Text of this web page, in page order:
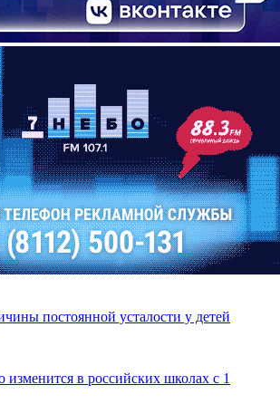
постоянной усталости у детей
изменится в российских школах с 1